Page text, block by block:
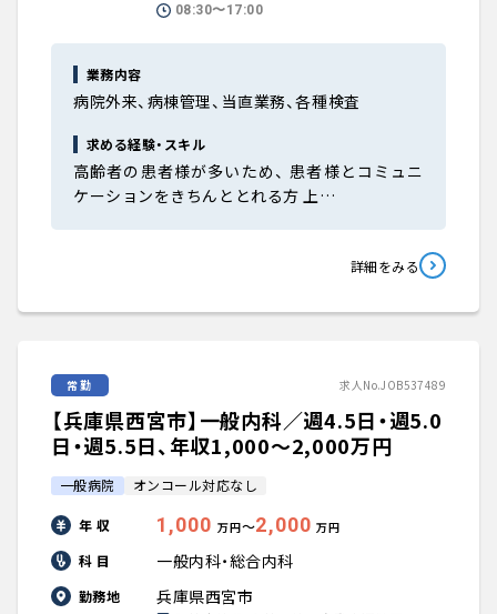
08:30〜17:00
業務内容
病院外来、病棟管理、当直業務、各種検査
求める経験・スキル
高齢者の患者様が多いため、 患者様とコミュニ
ケーションをきちんととれる方 上…
詳細をみる
常勤 求人No.JOB537489
【兵庫県西宮市】一般内科／週4.5日・週5.0
日・週5.5日、年収1,000〜2,000万円
一般病院 オンコール対応なし
年 収 1,000 万円〜2,000 万円
科 目 一般内科・総合内科
勤務地 兵庫県西宮市